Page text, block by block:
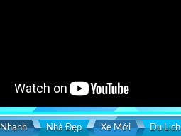
Nhà Đẹp Xe Mới Du Lịch